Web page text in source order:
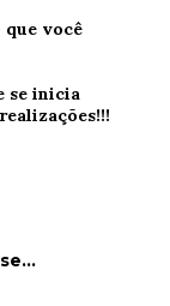
que você
se inicia